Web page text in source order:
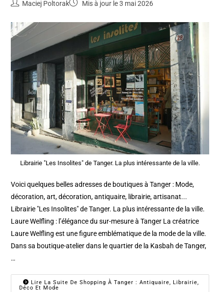
Maciej Poltorak Mis à jour le 3 mai 2026
Librairie "Les Insolites" de Tanger. La plus intéressante de la ville.
Voici quelques belles adresses de boutiques à Tanger : Mode,
décoration, art, décoration, antiquaire, librairie, artisanat...
Librairie "Les Insolites" de Tanger. La plus intéressante de la ville.
Laure Welfling : l’élégance du sur-mesure à Tanger La créatrice
Laure Welfling est une figure emblématique de la mode de la ville.
Dans sa boutique-atelier dans le quartier de la Kasbah de Tanger,
…
Lire La Suite De Shopping À Tanger : Antiquaire, Librairie,
Déco Et Mode